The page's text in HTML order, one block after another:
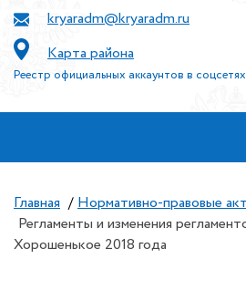
kryaradm@kryaradm.ru
Карта района
Реестр официальных аккаунтов в соцсетях
Главная / Нормативно-правовые
Регламенты и изменения
Хорошенькое 2018 года